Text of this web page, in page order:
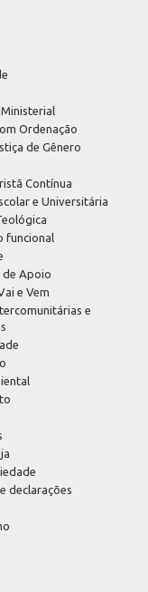
Ordenação
de Gênero
Contínua
e Universitária
funcional
de Apoio
e Vem
e
declarações